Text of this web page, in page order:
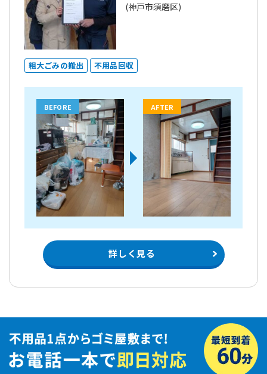
(神戸市須磨区)
粗大ごみの搬出 不用品回収
BEFORE AFTER
詳しく見る